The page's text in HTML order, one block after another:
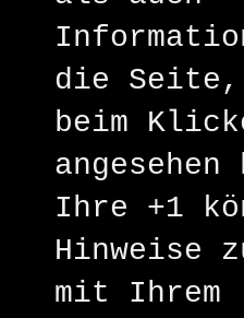
die
beim
angesehen
Ihre +1
Hinweise
mit Ihrem